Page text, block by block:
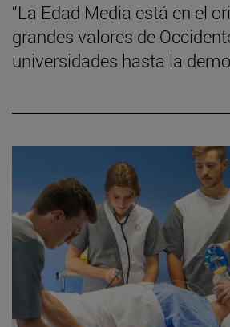
“La Edad Media está en el
grandes valores de
universidades hasta la